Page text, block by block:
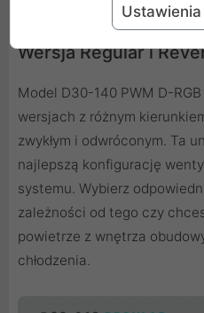
Wersja Regular i
Model D30-140 PWM D-
wersjach z różnym
zwykłym i odwróconym. Ta
najlepszą konfigurację
systemu. Wybierz
zależności od tego czy
powietrze z wnętrza
chłodzenia.
Ustawienia